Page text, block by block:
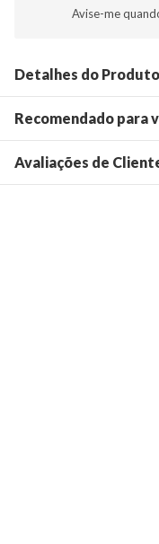
Avise-me
Detalhes do Produto
Recomendado para
Avaliações de